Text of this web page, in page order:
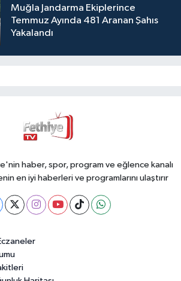
Muğla Jandarma Ekiplerince
Temmuz Ayında 481 Aranan Şahıs
Yakalandı
haber, spor, program ve eğlence kanalı
en iyi haberleri ve programlarını ulaştırır